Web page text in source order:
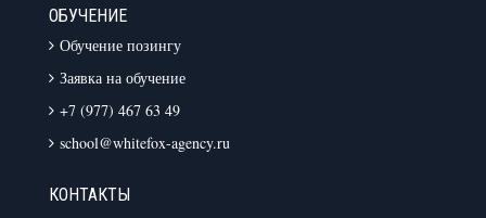
ОБУЧЕНИЕ
Обучение позингу
Заявка на обучение
+7 (977) 467 63 49
school@whitefox-agency.ru
КОНТАКТЫ